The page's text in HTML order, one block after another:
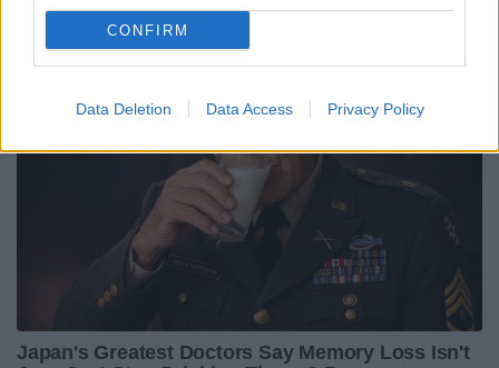
CONFIRM
Data Deletion Data Access Privacy Policy